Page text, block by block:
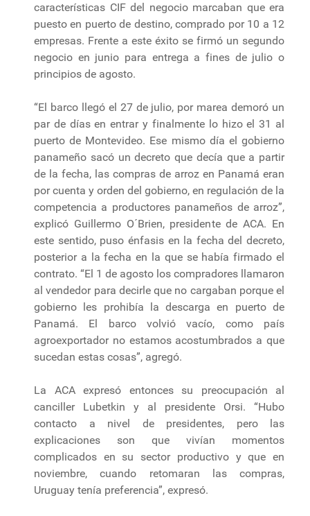
características CIF del negocio marcaban que era
puesto en puerto de destino, comprado por 10 a 12
empresas. Frente a este éxito se firmó un segundo
negocio en junio para entrega a fines de julio o
principios de agosto.
“El barco llegó el 27 de julio, por marea demoró un
par de días en entrar y finalmente lo hizo el 31 al
puerto de Montevideo. Ese mismo día el gobierno
panameño sacó un decreto que decía que a partir
de la fecha, las compras de arroz en Panamá eran
por cuenta y orden del gobierno, en regulación de la
competencia a productores panameños de arroz”,
explicó Guillermo O´Brien, presidente de ACA. En
este sentido, puso énfasis en la fecha del decreto,
posterior a la fecha en la que se había firmado el
contrato. “El 1 de agosto los compradores llamaron
al vendedor para decirle que no cargaban porque el
gobierno les prohibía la descarga en puerto de
Panamá. El barco volvió vacío, como país
agroexportador no estamos acostumbrados a que
sucedan estas cosas”, agregó.
La ACA expresó entonces su preocupación al
canciller Lubetkin y al presidente Orsi. “Hubo
contacto a nivel de presidentes, pero las
explicaciones son que vivían momentos
complicados en su sector productivo y que en
noviembre, cuando retomaran las compras,
Uruguay tenía preferencia”, expresó.